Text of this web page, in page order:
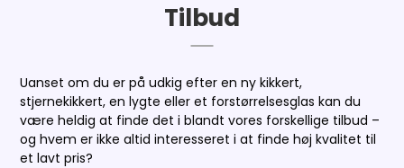
Tilbud
Uanset om du er på udkig efter en ny kikkert,
stjernekikkert, en lygte eller et forstørrelsesglas kan du
være heldig at finde det i blandt vores forskellige tilbud –
og hvem er ikke altid interesseret i at finde høj kvalitet til
et lavt pris?